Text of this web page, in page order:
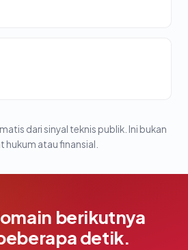
dari sinyal teknis publik. Ini bukan
hukum atau finansial.
berikutnya
detik.